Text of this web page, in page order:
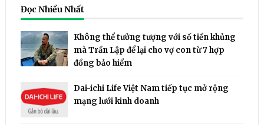
Đọc Nhiều Nhất
Không thể tưởng tượng với số tiền khủng
mà Trần Lập để lại cho vợ con từ 7 hợp
đồng bảo hiểm
Dai-ichi Life Việt Nam tiếp tục mở rộng
mạng lưới kinh doanh